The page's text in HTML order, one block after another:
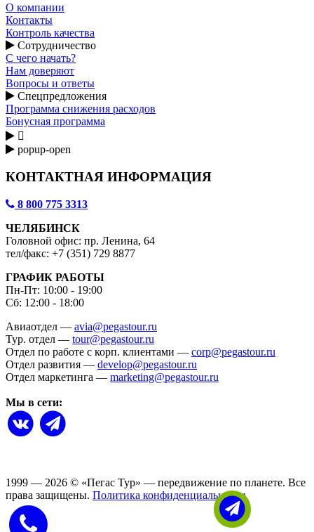
О компании
Контакты
Контроль качества
Сотрудничество
С чего начать?
Нам доверяют
Вопросы и ответы
Спецпредложения
Программа снижения расходов
Бонусная программа

popup-open
КОНТАКТНАЯ ИНФОРМАЦИЯ
8 800 775 3313
ЧЕЛЯБИНСК
Головной офис: пр. Ленина, 64
тел/факс: +7 (351) 729 8877
ГРАФИК РАБОТЫ
Пн-Пт: 10:00 - 19:00
Сб: 12:00 - 18:00
Авиаотдел — avia@pegastour.ru
Тур. отдел — tour@pegastour.ru
Отдел по работе с корп. клиентами — corp@pegastour.ru
Отдел развития — develop@pegastour.ru
Отдел маркетинга — marketing@pegastour.ru
Мы в сети:
1999 — 2026 © «Пегас Тур» — передвижение по планете. Все
права защищены. Политика конфиденциальности